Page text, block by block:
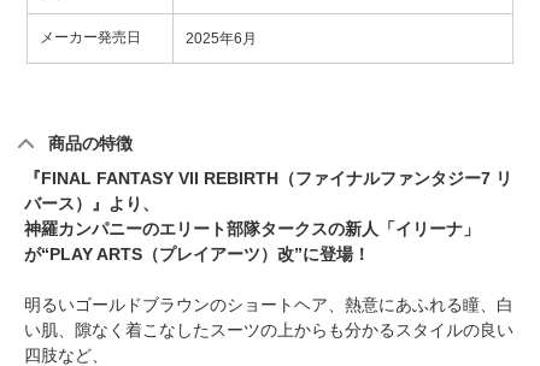
メーカー発売日 2025年6月
商品の特徴
『FINAL FANTASY VII REBIRTH（ファイナルファンタジー7 リ
バース）』より、
神羅カンパニーのエリート部隊タークスの新人「イリーナ」
が“PLAY ARTS（プレイアーツ）改”に登場！
明るいゴールドブラウンのショートヘア、熱意にあふれる瞳、白
い肌、隙なく着こなしたスーツの上からも分かるスタイルの良い
四肢など、